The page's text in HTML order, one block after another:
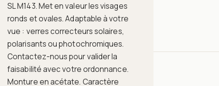
SL M143. Met en valeur les visages
ronds et ovales. Adaptable à votre
vue : verres correcteurs solaires,
polarisants ou photochromiques.
Contactez-nous pour valider la
faisabilité avec votre ordonnance.
Monture en acétate. Caractère